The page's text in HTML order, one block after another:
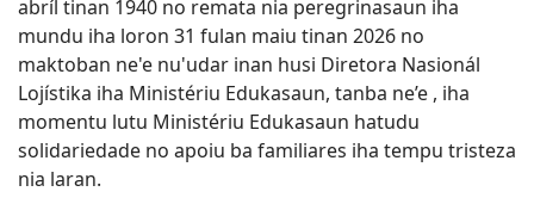
abríl tinan 1940 no remata nia peregrinasaun iha
mundu iha loron 31 fulan maiu tinan 2026 no
maktoban ne'e nu'udar inan husi Diretora Nasionál
Lojístika iha Ministériu Edukasaun, tanba ne’e , iha
momentu lutu Ministériu Edukasaun hatudu
solidariedade no apoiu ba familiares iha tempu tristeza
nia laran.